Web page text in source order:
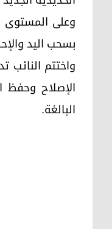
وعلى المستوى
بسحب اليد
الإصلاح وحفظ
البالغة.